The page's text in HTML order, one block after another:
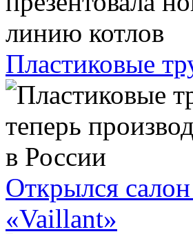
Пластиковые
Открылся
«Vaillant»